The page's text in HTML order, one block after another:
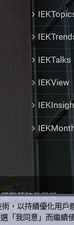
IEKTalks
IEKView
際策略發展所
號10館
，以持續優化用戶
「我同意」而繼續